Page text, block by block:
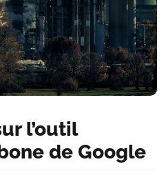
l’outil
de Google